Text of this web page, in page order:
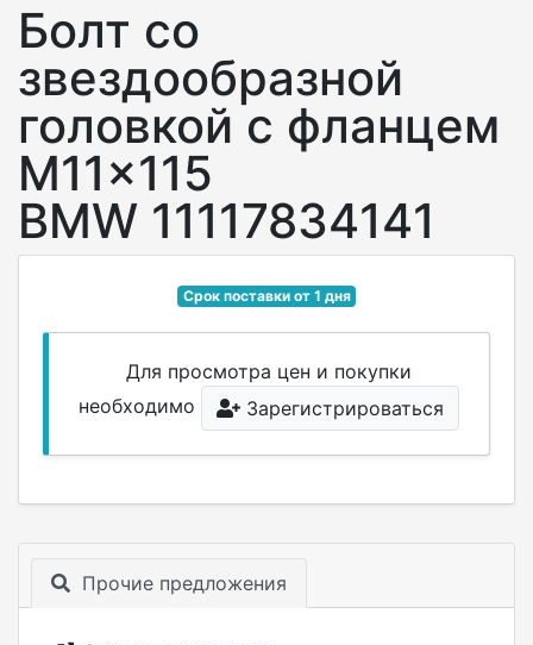
Болт со
звездообразной
головкой с фланцем
M11x115
BMW 11117834141
Срок поставки от 1 дня
Для просмотра цен и покупки
необходимо
Зарегистрироваться
Прочие предложения